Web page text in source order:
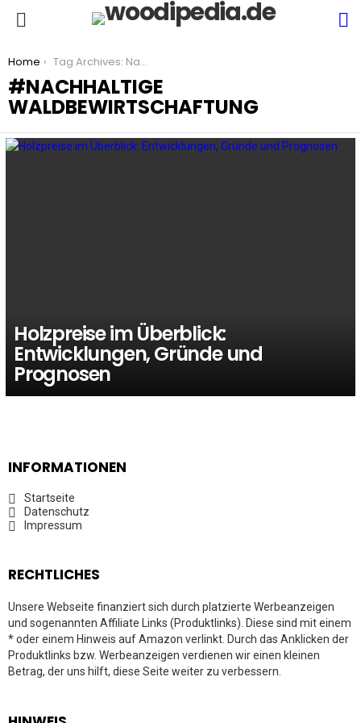
You are here:
Home Tag Archives: Nachhaltige Waldbewirtschaftung
NACHHALTIGE
WALDBEWIRTSCHAFTUNG
Holzpreise im Überblick:
Entwicklungen, Gründe und
Prognosen
INFORMATIONEN
Startseite
Datenschutz
Impressum
RECHTLICHES
Unsere Webseite finanziert sich durch platzierte Werbeanzeigen
und sogenannten Affiliate Links (Produktlinks). Diese sind mit einem
* oder einem Hinweis auf Amazon verlinkt. Durch das Anklicken der
Produktlinks bzw. Werbeanzeigen verdienen wir einen kleinen
Betrag, der uns hilft, diese Seite weiter zu verbessern.